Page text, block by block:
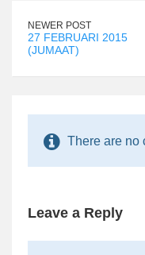
NEWER POST
27 FEBRUARI 2015
(JUMAAT)
There are no
Leave a Reply